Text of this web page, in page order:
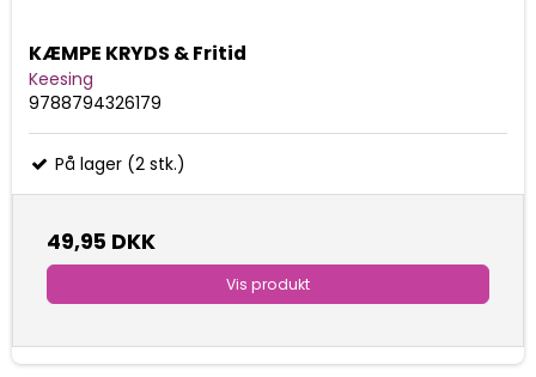
KÆMPE KRYDS & Fritid
Keesing
9788794326179
På lager (2 stk.)
49,95 DKK
Vis produkt